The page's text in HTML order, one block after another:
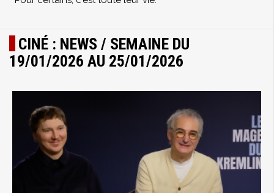
CINÉ : NEWS / SEMAINE DU
19/01/2026 AU 25/01/2026